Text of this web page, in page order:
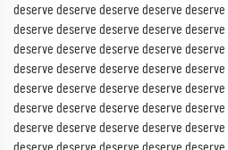
deserve deserve deserve deserve
deserve deserve deserve deserve
deserve deserve deserve deserve
deserve deserve deserve deserve
deserve deserve deserve deserve
deserve deserve deserve deserve
deserve deserve deserve deserve